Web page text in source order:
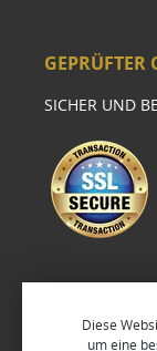
SICHER UND
Diese
um eine